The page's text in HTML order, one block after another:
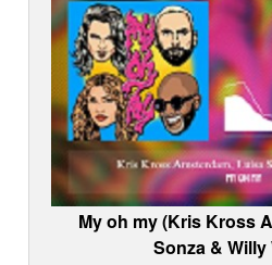
My oh my (Kris Kross
Sonza & Willy